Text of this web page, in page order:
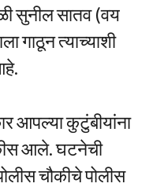
सुनील सातव (वय
गाठून त्याच्याशी
आपल्या कुटुंबीयांना
आले. घटनेची
चौकीचे पोलीस